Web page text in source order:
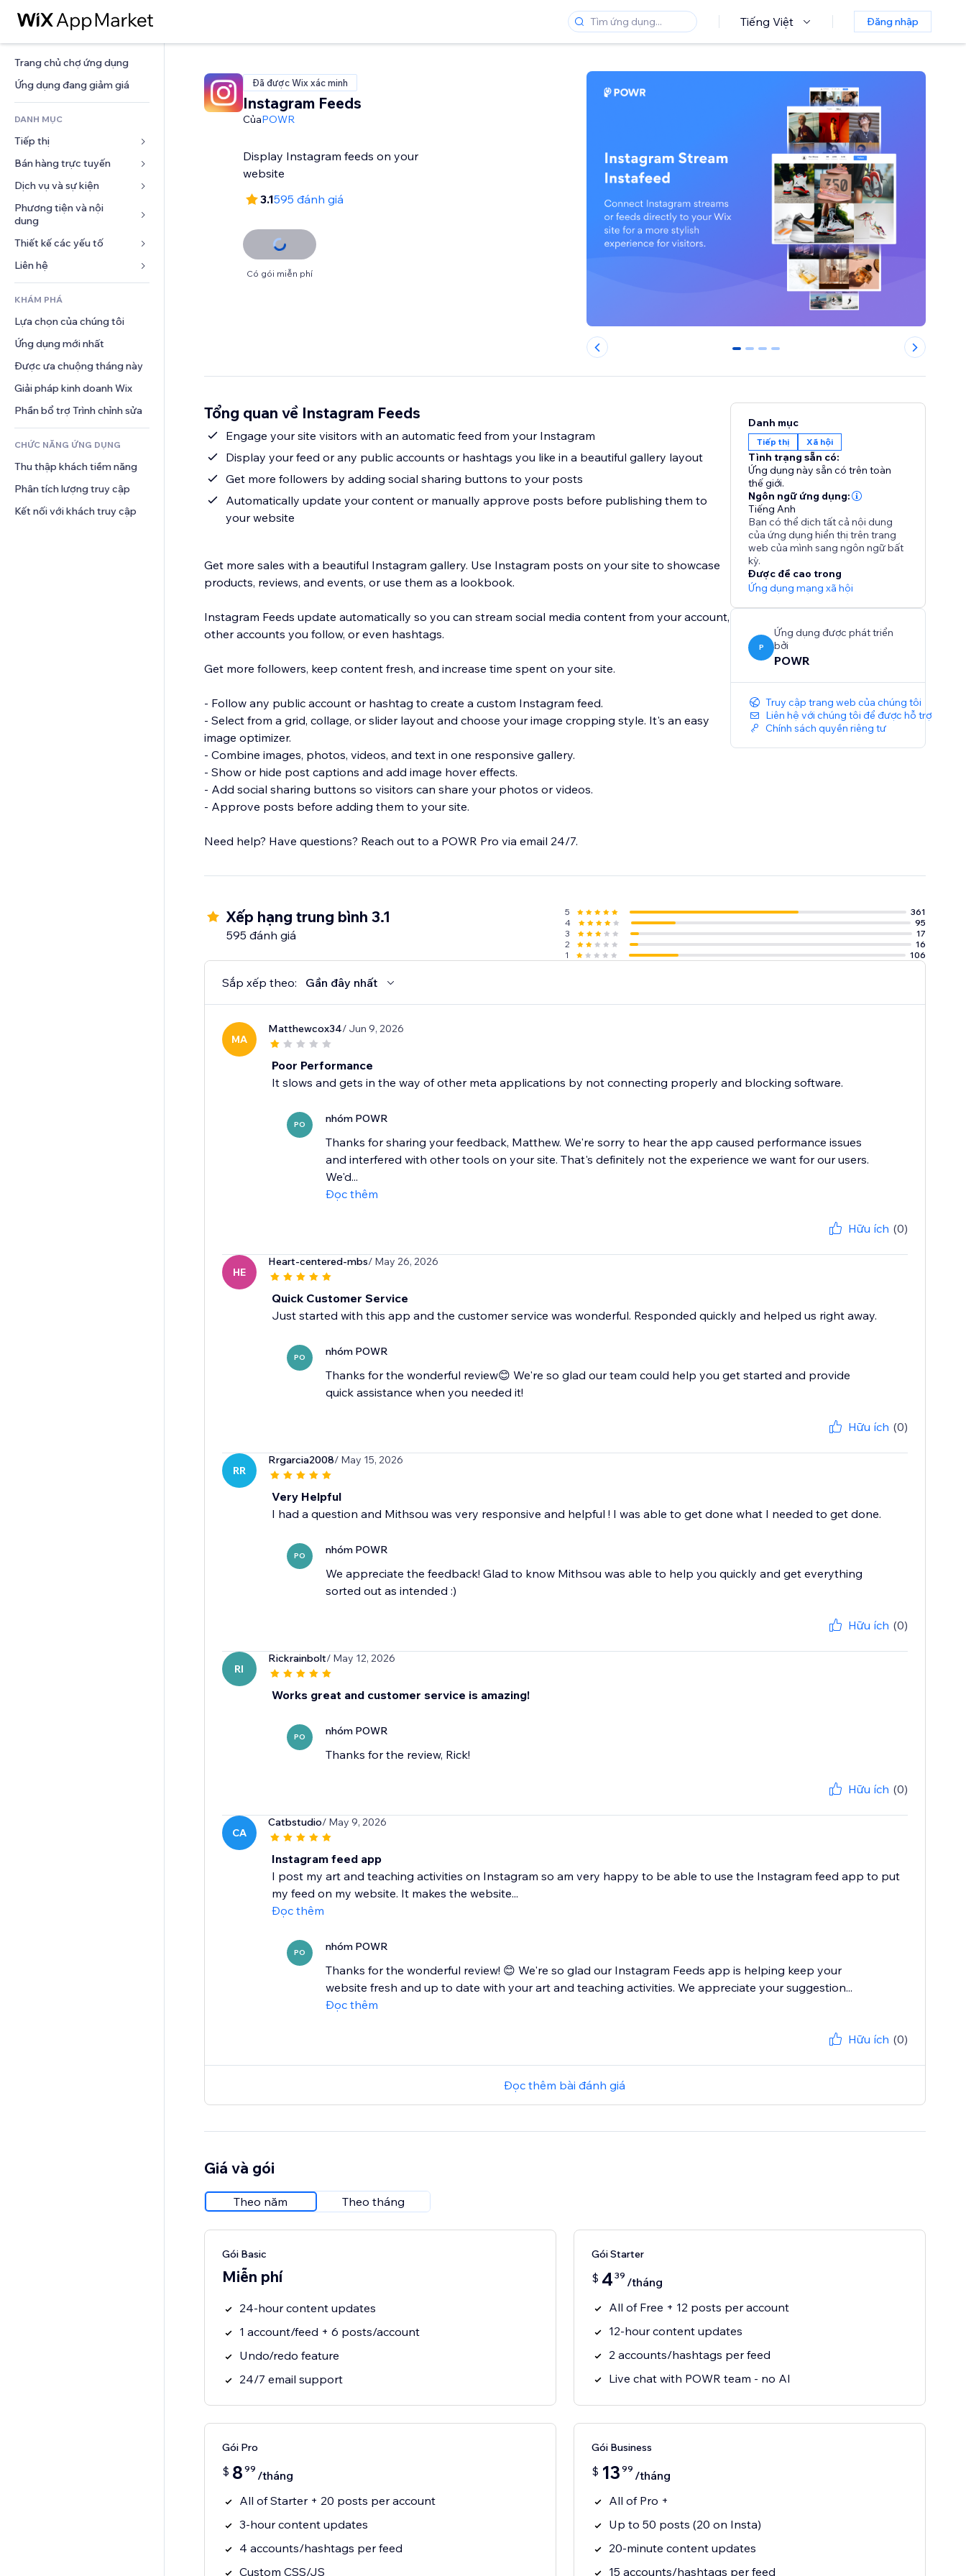
Tiếng Việt Đăng nhập
Trang chủ chợ ứng dụng
Ứng dụng đang giảm giá
DANH MỤC
Tiếp thị
Quảng cáo
Di động
Phân tích
Xã hội
SEO
Tương tác
Niêm yết trang web
Email
Hội thoại
Bán hàng trực tuyến
Ứng dụng cho Cửa hàng
Vận chuyển và Giao hàng
Nút bán hàng
Khóa học trực tuyến
In theo yêu cầu
Kế toán
Phiếu giảm giá và khách hàng
trung thành
Giải pháp kho bãi
chuyển
Định giá và gói đăng ký
Gọi vốn cộng đồng
Đồ ăn và thức uống
Dịch vụ và sự kiện
Khách sạn
Sự kiện
Nhà hàng
Bất động sản
Phương tiện và nội
dung
Bộ sưu tập ảnh
Âm nhạc
Tệp phát thanh
Nhiếp ảnh
Video
PDF
Chia sẻ tệp
Tin tức
Dịch vụ nội dung
Thiết kế các yếu tố
Bản đồ và dẫn đường
Quyền riêng tư và bảo mật
Đồng hồ
Mẫu trang
Hiệu ứng hình ảnh
Nút và menu
Biểu ngữ và Huy hiệu
Máy tính
Tìm kiếm
Thời tiết
Bảng biểu
Mẫu
Thăm dò ý kiến
Trò chuyện
Bình luận
Điện thoại
Cộng đồng
Đánh giá và chứng thực
Quản lý quan hệ khách hàng
KHÁM PHÁ
Lựa chọn của chúng tôi
Ứng dụng mới nhất
Được ưa chuộng tháng này
Giải pháp kinh doanh Wix
Phần bổ trợ Trình chỉnh sửa
CHỨC NĂNG ỨNG DỤNG
Thu thập khách tiềm năng
Phân tích lượng truy cập
Kết nối với khách truy cập
Đã được Wix xác minh
Instagram Feeds
CủaPOWR
Display Instagram feeds on your
website
3.1595 đánh giá
Có gói miễn phí
0 1 2 3
Tổng quan về Instagram Feeds
Engage your site visitors with an automatic feed from your Instagram
Display your feed or any public accounts or hashtags you like in a beautiful gallery layout
Get more followers by adding social sharing buttons to your posts
Automatically update your content or manually approve posts before publishing them to
your website
Get more sales with a beautiful Instagram gallery. Use Instagram posts on your site to showcase
products, reviews, and events, or use them as a lookbook.
Instagram Feeds update automatically so you can stream social media content from your account,
other accounts you follow, or even hashtags.
Get more followers, keep content fresh, and increase time spent on your site.
- Follow any public account or hashtag to create a custom Instagram feed.
- Select from a grid, collage, or slider layout and choose your image cropping style. It's an easy
image optimizer.
- Combine images, photos, videos, and text in one responsive gallery.
- Show or hide post captions and add image hover effects.
- Add social sharing buttons so visitors can share your photos or videos.
- Approve posts before adding them to your site.
Need help? Have questions? Reach out to a POWR Pro via email 24/7.
Danh mục
Tiếp thị Xã hội
Tình trạng sẵn có:
Ứng dụng này sẵn có trên toàn
thế giới.
Ngôn ngữ ứng dụng:
Tiếng Anh
Bạn có thể dịch tất cả nội dung
của ứng dụng hiển thị trên trang
web của mình sang ngôn ngữ bất
kỳ.
Được đề cao trong
Ứng dụng mạng xã hội
P
Ứng dụng được phát triển
bởi
POWR
Truy cập trang web của chúng tôi
Liên hệ với chúng tôi để được hỗ trợ
Chính sách quyền riêng tư
Xếp hạng trung bình 3.1
595 đánh giá
5
361
4
95
3
17
2
16
1
106
Sắp xếp theo: Gần đây nhất
MA
Matthewcox34/ Jun 9, 2026
Poor Performance
It slows and gets in the way of other meta applications by not connecting properly and blocking software.
PO nhóm POWR
Thanks for sharing your feedback, Matthew. We're sorry to hear the app caused performance issues
and interfered with other tools on your site. That's definitely not the experience we want for our users.
We'd...
Đọc thêm
Hữu ích (0)
HE
Heart-centered-mbs/ May 26, 2026
Quick Customer Service
Just started with this app and the customer service was wonderful. Responded quickly and helped us right away.
PO nhóm POWR
Thanks for the wonderful review😊 We're so glad our team could help you get started and provide
quick assistance when you needed it!
Hữu ích (0)
RR
Rrgarcia2008/ May 15, 2026
Very Helpful
I had a question and Mithsou was very responsive and helpful ! I was able to get done what I needed to get done.
PO nhóm POWR
We appreciate the feedback! Glad to know Mithsou was able to help you quickly and get everything
sorted out as intended :)
Hữu ích (0)
RI
Rickrainbolt/ May 12, 2026
Works great and customer service is amazing!
PO nhóm POWR
Thanks for the review, Rick!
Hữu ích (0)
CA
Catbstudio/ May 9, 2026
Instagram feed app
I post my art and teaching activities on Instagram so am very happy to be able to use the Instagram feed app to put
my feed on my website. It makes the website...
Đọc thêm
PO nhóm POWR
Thanks for the wonderful review! 😊 We're so glad our Instagram Feeds app is helping keep your
website fresh and up to date with your art and teaching activities. We appreciate your suggestion...
Đọc thêm
Hữu ích (0)
Đọc thêm bài đánh giá
Giá và gói
Theo năm Theo tháng
Gói Basic
Miễn phí
24-hour content updates
1 account/feed + 6 posts/account
Undo/redo feature
24/7 email support
Gói Starter
$ 4 39 /tháng
All of Free + 12 posts per account
12-hour content updates
2 accounts/hashtags per feed
Live chat with POWR team - no AI
Gói Pro
$ 8 99 /tháng
All of Starter + 20 posts per account
3-hour content updates
4 accounts/hashtags per feed
Custom CSS/JS
Gói Business
$ 13 99 /tháng
All of Pro +
Up to 50 posts (20 on Insta)
20-minute content updates
15 accounts/hashtags per feed